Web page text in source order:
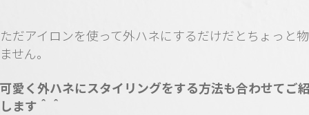
ただアイロンを使って外ハネにするだけだとちょっと
ません。
可愛く外ハネにスタイリングをする方法も合わせてご
します＾＾